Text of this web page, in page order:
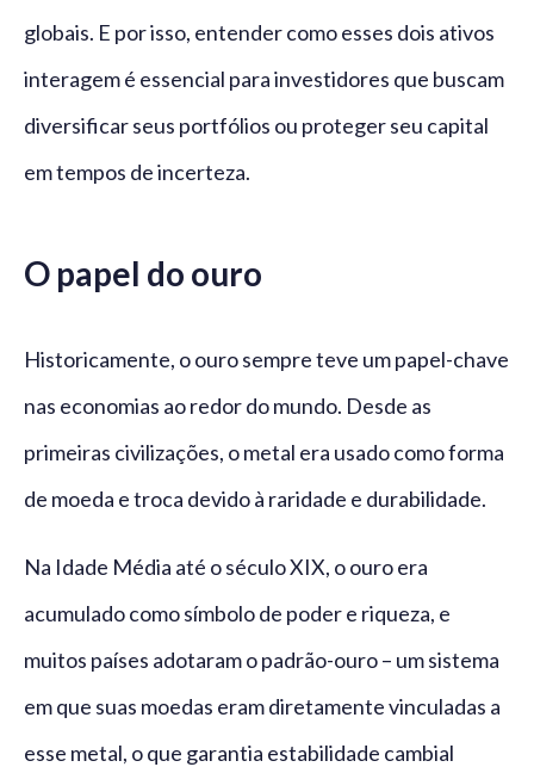
globais. E por isso, entender como esses dois ativos
interagem é essencial para investidores que buscam
diversificar seus portfólios ou proteger seu capital
em tempos de incerteza.
O papel do ouro
Historicamente, o ouro sempre teve um papel-chave
nas economias ao redor do mundo. Desde as
primeiras civilizações, o metal era usado como forma
de moeda e troca devido à raridade e durabilidade.
Na Idade Média até o século XIX, o ouro era
acumulado como símbolo de poder e riqueza, e
muitos países adotaram o padrão-ouro – um sistema
em que suas moedas eram diretamente vinculadas a
esse metal, o que garantia estabilidade cambial